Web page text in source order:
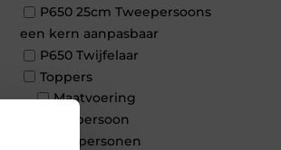
P650 25cm Tweepersoons
een kern aanpasbaar
P650 Twijfelaar
Toppers
Maatvoering
1 persoon
2 personen